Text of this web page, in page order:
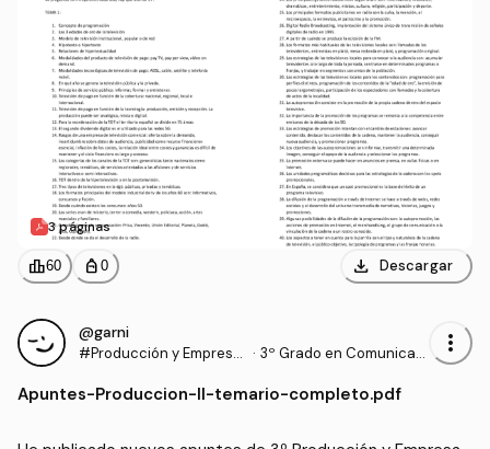
3 páginas
leaderboard60 personal_bag 0 download Descargar
@garni
#Producción y Empresa
· 3º Grado en Comunicaci
more_vert
Apuntes-Produccion-II-temario-completo.pdf